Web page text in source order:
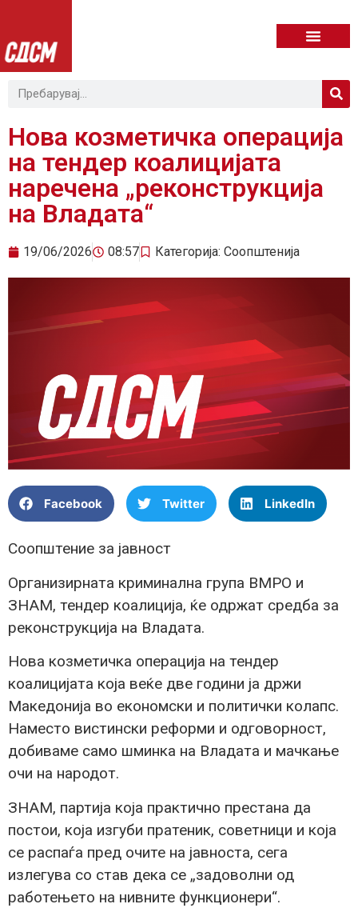
Нова козметичка операција
на тендер коалицијата
наречена „реконструкција
на Владата“
19/06/2026 08:57 Категорија: Соопштенија
Facebook Twitter LinkedIn
Соопштение за јавност
Организирната криминална група ВМРО и
ЗНАМ, тендер коалиција, ќе одржат средба за
реконструкција на Владата.
Нова козметичка операција на тендер
коалицијата која веќе две години ја држи
Македонија во економски и политички колапс.
Наместо вистински реформи и одговорност,
добиваме само шминка на Владата и мачкање
очи на народот.
ЗНАМ, партија која практично престана да
постои, која изгуби пратеник, советници и која
се распаѓа пред очите на јавноста, сега
излегува со став дека се „задоволни од
работењето на нивните функционери“.